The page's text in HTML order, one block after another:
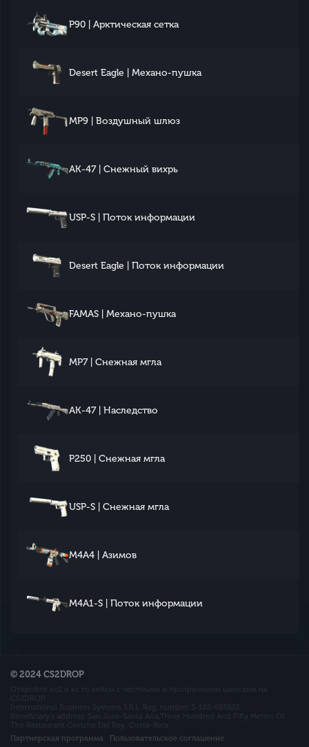
P90 | Арктическая сетка
Desert Eagle | Механо-пушка
MP9 | Воздушный шлюз
AK-47 | Снежный вихрь
USP-S | Поток информации
Desert Eagle | Поток информации
FAMAS | Механо-пушка
MP7 | Снежная мгла
AK-47 | Наследство
P250 | Снежная мгла
USP-S | Снежная мгла
M4A4 | Азимов
M4A1-S | Поток информации
© 2024 CS2DROP
Партнерская программа
Пользовательское соглашение